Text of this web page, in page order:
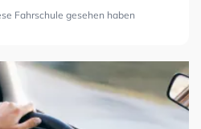
Fahrschule gesehen haben